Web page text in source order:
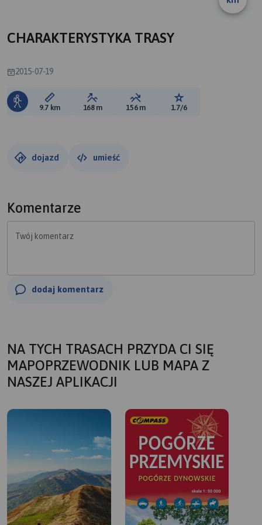
CHARAKTERYSTYKA TRASY
2015-07-19
Długość trasy:
9.7 km Suma przewyższeń:
168 m Suma spadków:
156 m Ocena trasy:
1.7/6
dojazd umieść
Komentarze
Twój komentarz
dodaj komentarz
NA TYCH TRASACH PRZYDA CI SIĘ
MAPOPRZEWODNIK LUB MAPA Z
NASZEJ APLIKACJI